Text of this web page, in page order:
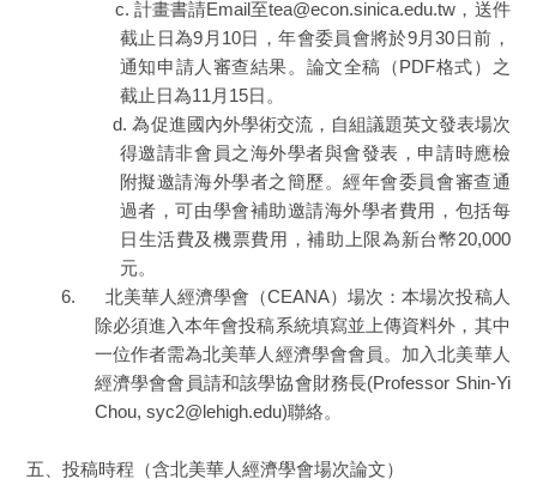
c. 計畫書請Email至tea@econ.sinica.edu.tw，送件
截止日為9月10日，年會委員會將於9月30日前，
通知申請人審查結果。論文全稿（PDF格式）之
截止日為11月15日。
d. 為促進國內外學術交流，自組議題英文發表場次
得邀請非會員之海外學者與會發表，申請時應檢
附擬邀請海外學者之簡歷。經年會委員會審查通
過者，可由學會補助邀請海外學者費用，包括每
日生活費及機票費用，補助上限為新台幣20,000
元。
6. 北美華人經濟學會（CEANA）場次：本場次投稿人
除必須進入本年會投稿系統填寫並上傳資料外，其中
一位作者需為北美華人經濟學會會員。加入北美華人
經濟學會會員請和該學協會財務長(Professor Shin-Yi
Chou, syc2@lehigh.edu)聯絡。
五、投稿時程（含北美華人經濟學會場次論文）